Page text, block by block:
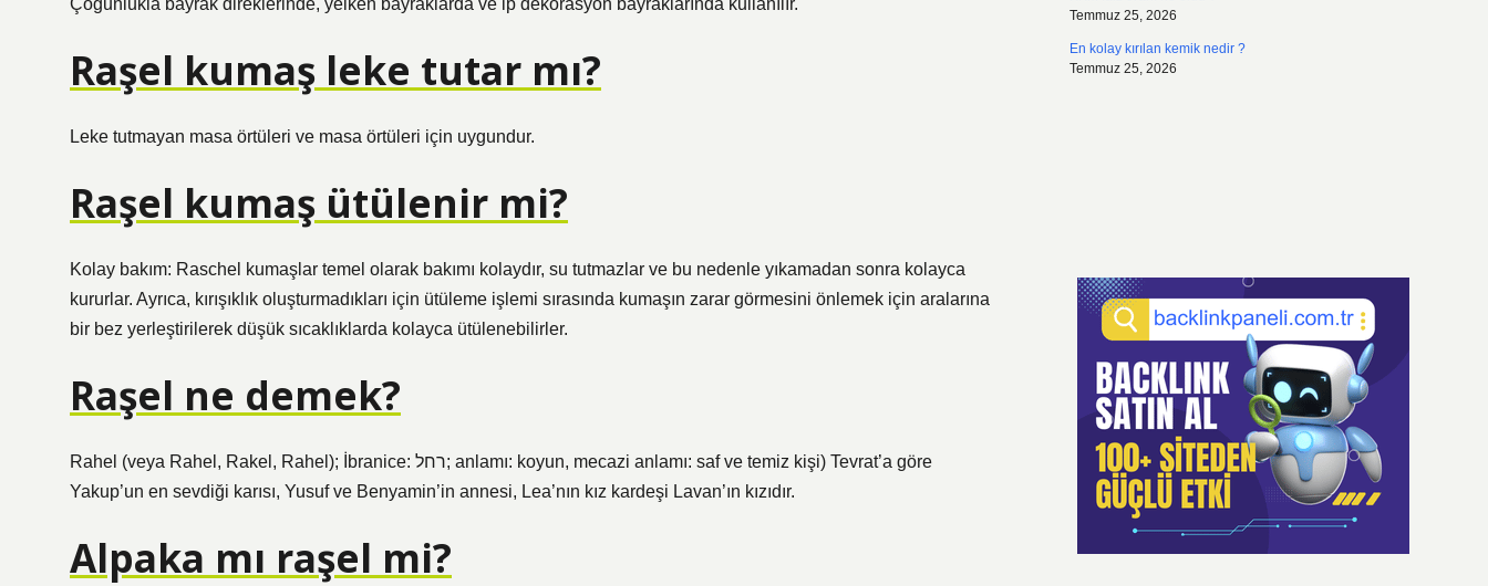
Çoğunlukla bayrak direklerinde, yelken bayraklarda ve ip dekorasyon bayraklarında kullanılır.
Raşel kumaş leke tutar mı?
Leke tutmayan masa örtüleri ve masa örtüleri için uygundur.
Raşel kumaş ütülenir mi?
Kolay bakım: Raschel kumaşlar temel olarak bakımı kolaydır, su tutmazlar ve bu nedenle yıkamadan sonra kolayca
kururlar. Ayrıca, kırışıklık oluşturmadıkları için ütüleme işlemi sırasında kumaşın zarar görmesini önlemek için aralarına
bir bez yerleştirilerek düşük sıcaklıklarda kolayca ütülenebilirler.
Raşel ne demek?
Rahel (veya Rahel, Rakel, Rahel); İbranice: רחל; anlamı: koyun, mecazi anlamı: saf ve temiz kişi) Tevrat’a göre
Yakup’un en sevdiği karısı, Yusuf ve Benyamin’in annesi, Lea’nın kız kardeşi Lavan’ın kızıdır.
Alpaka mı raşel mi?
Temmuz 25, 2026
En kolay kırılan kemik nedir ?
Temmuz 25, 2026